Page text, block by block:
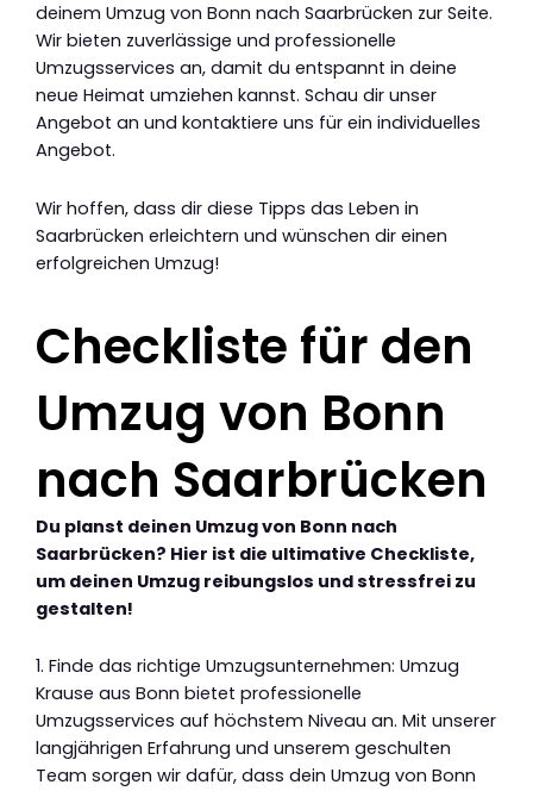
deinem Umzug von Bonn nach Saarbrücken zur Seite.
Wir bieten zuverlässige und professionelle
Umzugsservices an, damit du entspannt in deine
neue Heimat umziehen kannst. Schau dir unser
Angebot an und kontaktiere uns für ein individuelles
Angebot.
Wir hoffen, dass dir diese Tipps das Leben in
Saarbrücken erleichtern und wünschen dir einen
erfolgreichen Umzug!
Checkliste für den
Umzug von Bonn
nach Saarbrücken
Du planst deinen Umzug von Bonn nach
Saarbrücken? Hier ist die ultimative Checkliste,
um deinen Umzug reibungslos und stressfrei zu
gestalten!
1. Finde das richtige Umzugsunternehmen: Umzug
Krause aus Bonn bietet professionelle
Umzugsservices auf höchstem Niveau an. Mit unserer
langjährigen Erfahrung und unserem geschulten
Team sorgen wir dafür, dass dein Umzug von Bonn